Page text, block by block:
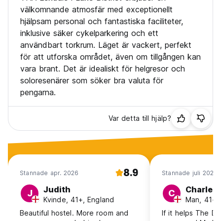
välkomnande atmosfär med exceptionellt
hjälpsam personal och fantastiska faciliteter,
inklusive säker cykelparkering och ett
användbart torkrum. Läget är vackert, perfekt
för att utforska området, även om tillgången kan
vara brant. Det är idealiskt för helgresor och
soloresenärer som söker bra valuta för
pengarna.
Var detta till hjälp?
Stannade apr. 2026 8.9
J Judith
Kvinde, 41+, England
Beautiful hostel. More room and
Stannade juli 2025
C Charles
Man, 41+,
If it helps The Drying room was